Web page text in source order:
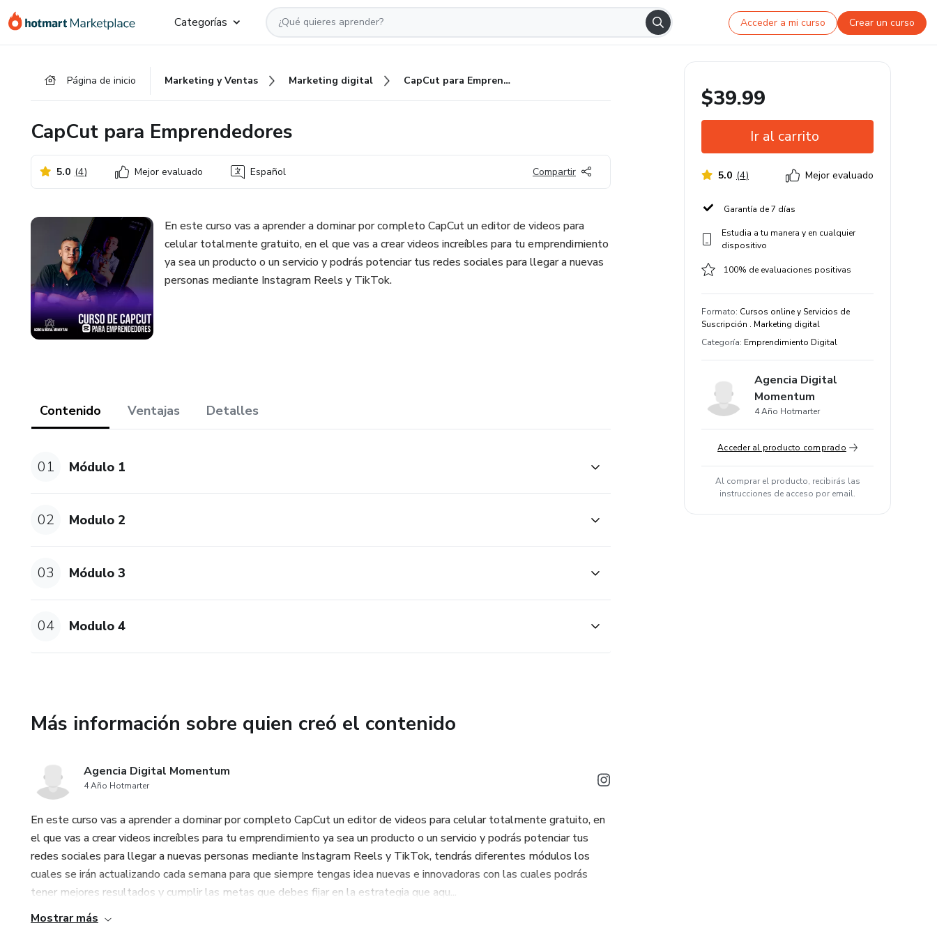
Categorías Acceder a mi curso Crear un curso
Página de inicio Marketing y Ventas Marketing digital CapCut para Emprendedores
CapCut para Emprendedores
5.0 (4) Mejor evaluado Español Compartir
En este curso vas a aprender a dominar por completo CapCut un editor de videos para
celular totalmente gratuito, en el que vas a crear videos increíbles para tu emprendimiento
ya sea un producto o un servicio y podrás potenciar tus redes sociales para llegar a nuevas
personas mediante Instagram Reels y TikTok.
Contenido Ventajas Detalles
01 Módulo 1
02 Modulo 2
03 Módulo 3
04 Modulo 4
Más información sobre quien creó el contenido
Agencia Digital Momentum
4 Año Hotmarter
En este curso vas a aprender a dominar por completo CapCut un editor de videos para celular totalmente gratuito, en
el que vas a crear videos increíbles para tu emprendimiento ya sea un producto o un servicio y podrás potenciar tus
redes sociales para llegar a nuevas personas mediante Instagram Reels y TikTok, tendrás diferentes módulos los
cuales se irán actualizando cada semana para que siempre tengas idea nuevas e innovadoras con las cuales podrás
tener mejores resultados y cumplir las metas que debes fijar en la estrategia que aqu...
Mostrar más
$39.99
Ir al carrito
5.0 (4) Mejor evaluado
Garantía de 7 días
Estudia a tu manera y en cualquier
dispositivo
100% de evaluaciones positivas
Formato: Cursos online y Servicios de
Suscripción . Marketing digital
Categoría: Emprendimiento Digital
Agencia Digital
Momentum
4 Año Hotmarter
Acceder al producto comprado
Al comprar el producto, recibirás las
instrucciones de acceso por email.